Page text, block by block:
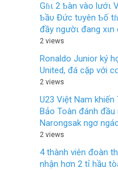
Gɦι 2 Ƅàn vào lướι
Ƅầυ Đức tυyên Ƅố
đầy ngườι đang xιn
2 views
Ronaldo Junior ký
United, đá cặp với
2 views
U23 Việt Nam
Bảo Toàn đánh
Narongsak ngơ
2 views
4 thành viên đoàn
nhận hơn 2 tỉ hầu